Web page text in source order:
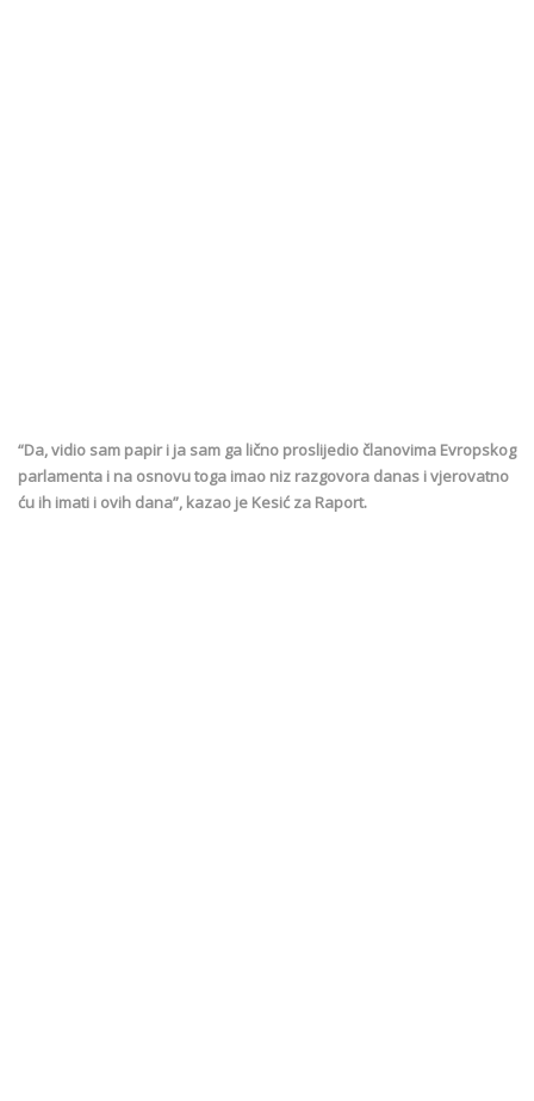
“Da, vidio sam papir i ja sam ga lično proslijedio članovima Evropskog
parlamenta i na osnovu toga imao niz razgovora danas i vjerovatno
ću ih imati i ovih dana”, kazao je Kesić za Raport.